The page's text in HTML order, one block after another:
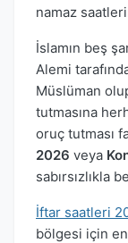
namaz
İslamın beş
Alemi
Müslüman
tutmasına
oruç tutması
2026 veya
sabırsızlıkla
İftar saatleri
bölgesi için